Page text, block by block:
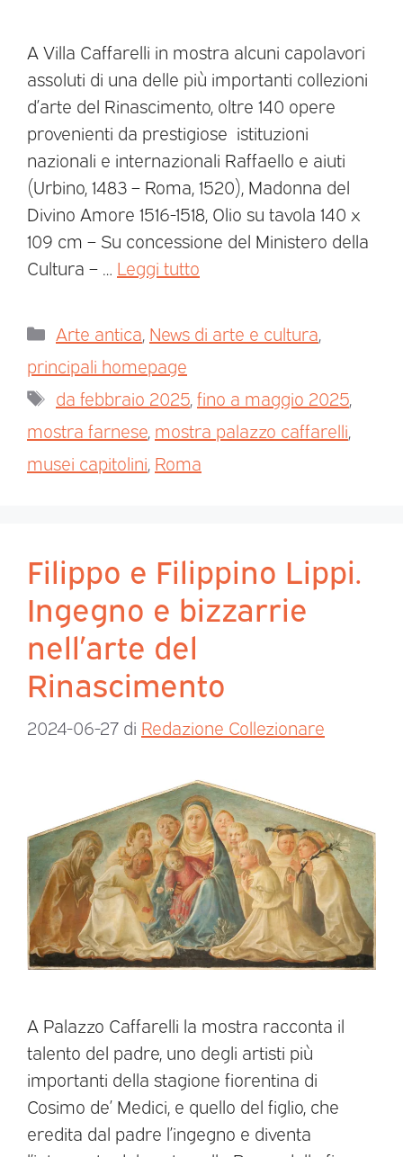
A Villa Caffarelli in mostra alcuni capolavori
assoluti di una delle più importanti collezioni
d’arte del Rinascimento, oltre 140 opere
provenienti da prestigiose istituzioni
nazionali e internazionali Raffaello e aiuti
(Urbino, 1483 – Roma, 1520), Madonna del
Divino Amore 1516-1518, Olio su tavola 140 x
109 cm – Su concessione del Ministero della
Cultura – … Leggi tutto
Arte antica News di arte e cultura
principali homepage
da febbraio 2025 fino a maggio 2025
mostra farnese mostra palazzo caffarelli
musei capitolini Roma
Filippo e Filippino Lippi.
Ingegno e bizzarrie
nell’arte del
Rinascimento
2024-06-27 di Redazione Collezionare
A Palazzo Caffarelli la mostra racconta il
talento del padre, uno degli artisti più
importanti della stagione fiorentina di
Cosimo de’ Medici, e quello del figlio, che
eredita dal padre l’ingegno e diventa